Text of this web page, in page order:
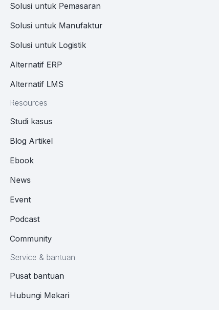
Solusi untuk Pemasaran
Solusi untuk Manufaktur
Solusi untuk Logistik
Alternatif ERP
Alternatif LMS
Resources
Studi kasus
Blog Artikel
Ebook
News
Event
Podcast
Community
Service & bantuan
Pusat bantuan
Hubungi Mekari